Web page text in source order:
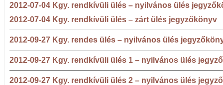
2012-07-04 Kgy. rendkívüli ülés – nyilvános ülés
2012-07-04 Kgy. rendkívüli ülés – zárt ülés jegyzőkönyv
2012-09-27 Kgy. rendes ülés – nyilvános ülés
2012-09-27 Kgy. rendkívüli ülés 1 – nyilvános ülés
2012-09-27 Kgy. rendkívüli ülés 2 – nyilvános ülés